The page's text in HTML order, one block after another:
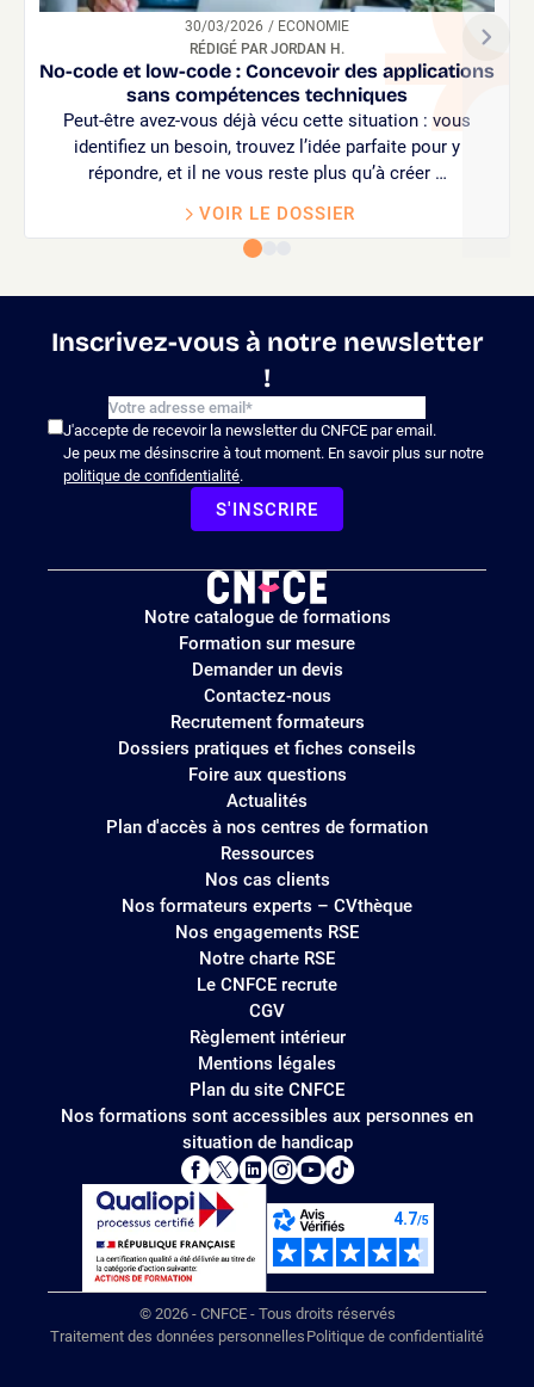
30/03/2026
/ ECONOMIE
RÉDIGÉ PAR JORDAN H.
No-code et low-code : Concevoir des applications
sans compétences techniques
Peut-être avez-vous déjà vécu cette situation : vous
identifiez un besoin, trouvez l’idée parfaite pour y
répondre, et il ne vous reste plus qu’à créer …
VOIR LE DOSSIER
Inscrivez-vous à notre newsletter
!
J'accepte de recevoir la newsletter du CNFCE par email.
Je peux me désinscrire à tout moment. En savoir plus sur notre
politique de confidentialité.
S'INSCRIRE
Logo
site
Notre catalogue de formations
Formation sur mesure
Demander un devis
Contactez-nous
Recrutement formateurs
Dossiers pratiques et fiches conseils
Foire aux questions
Actualités
Plan d'accès à nos centres de formation
Ressources
Nos cas clients
Nos formateurs experts – CVthèque
Nos engagements RSE
Notre charte RSE
Le CNFCE recrute
CGV
Règlement intérieur
Mentions légales
Plan du site CNFCE
Nos formations sont accessibles aux personnes en
situation de handicap
© 2026 - CNFCE - Tous droits réservés
Traitement des données personnelles Politique de confidentialité